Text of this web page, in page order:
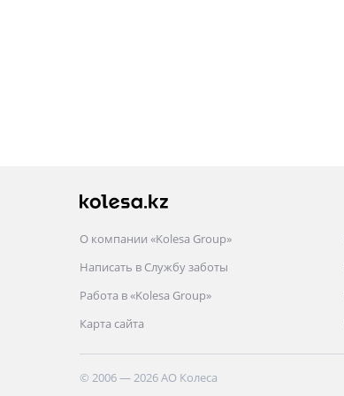
О компании «Kolesa Group»
Написать в Службу заботы
Работа в «Kolesa Group»
Карта сайта
© 2006 — 2026 АО Колеса